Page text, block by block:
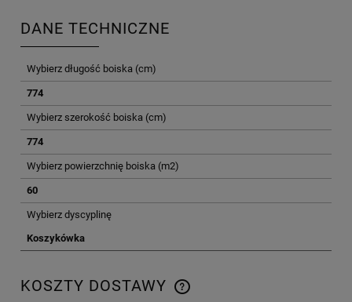
DANE TECHNICZNE
Wybierz długość boiska (cm)
774
Wybierz szerokość boiska (cm)
774
Wybierz powierzchnię boiska (m2)
60
Wybierz dyscyplinę
Koszykówka
KOSZTY DOSTAWY
CENA NIE ZAWIERA EWENTUALNYCH KOSZTÓW